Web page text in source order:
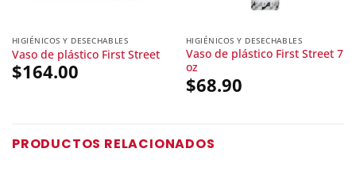
HIGIÉNICOS Y DESECHABLES
Vaso de plástico First Street
$164.00
HIGIÉNICOS Y DESECHABLES
Vaso de plástico First Street 7
oz
$68.90
PRODUCTOS RELACIONADOS